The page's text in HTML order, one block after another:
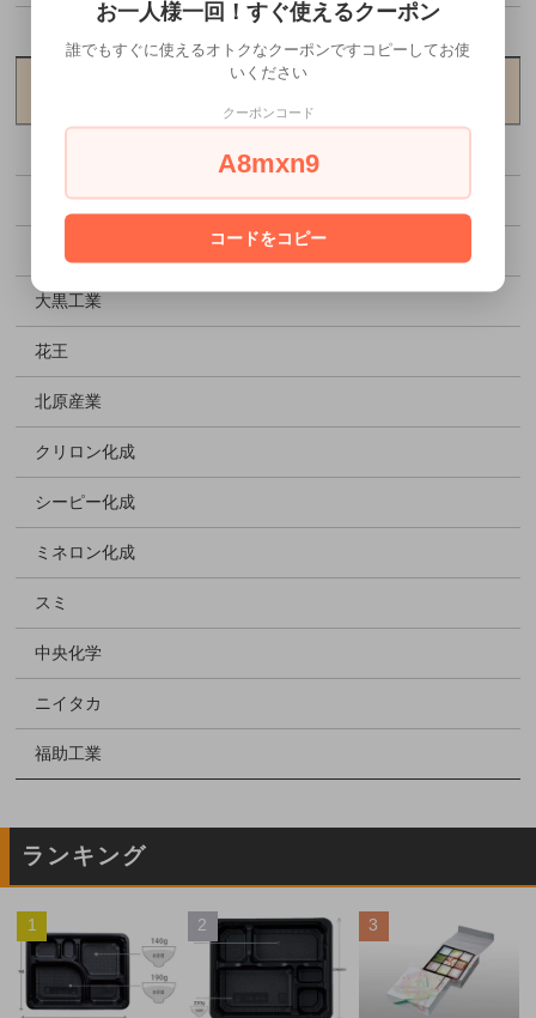
エフピコ
大黒工業
花王
北原産業
クリロン化成
シーピー化成
ミネロン化成
スミ
中央化学
ニイタカ
福助工業
ランキング
1 2 3
お一人様一回！すぐ使えるクーポン
誰でもすぐに使えるオトクなクーポンですコピーしてお使
いください
クーポンコード
A8mxn9
コードをコピー